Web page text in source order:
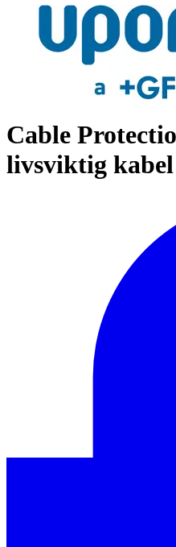
Cable
livsviktig kabel